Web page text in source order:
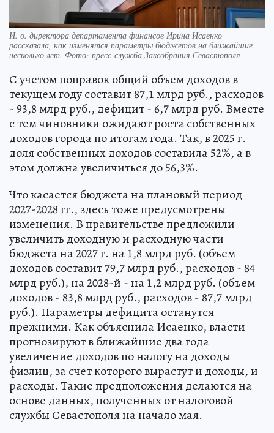
И. о. директора департамента финансов Ирина Исаенко
рассказала, как изменятся параметры бюджетов на ближайшие
несколько лет. Фото: пресс-служба Заксобрания Севастополя
С учетом поправок общий объем доходов в
текущем году составит 87,1 млрд руб., расходов
- 93,8 млрд руб., дефицит - 6,7 млрд руб. Вместе
с тем чиновники ожидают роста собственных
доходов города по итогам года. Так, в 2025 г.
доля собственных доходов составила 52%, а в
этом должна увеличиться до 56,3%.
Что касается бюджета на плановый период
2027-2028 гг., здесь тоже предусмотрены
изменения. В правительстве предложили
увеличить доходную и расходную части
бюджета на 2027 г. на 1,8 млрд руб. (объем
доходов составит 79,7 млрд руб., расходов - 84
млрд руб.), на 2028-й - на 1,2 млрд руб. (объем
доходов - 83,8 млрд руб., расходов - 87,7 млрд
руб.). Параметры дефицита останутся
прежними. Как объяснила Исаенко, власти
прогнозируют в ближайшие два года
увеличение доходов по налогу на доходы
физлиц, за счет которого вырастут и доходы, и
расходы. Такие предположения делаются на
основе данных, полученных от налоговой
службы Севастополя на начало мая.